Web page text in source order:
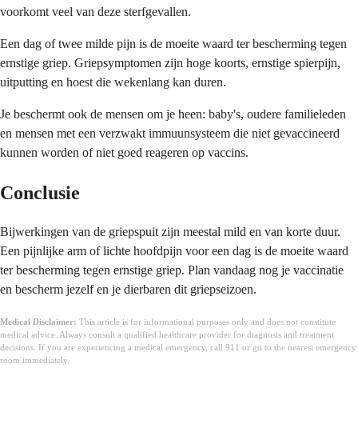
voorkomt veel van deze sterfgevallen.
Een dag of twee milde pijn is de moeite waard ter bescherming tegen
ernstige griep. Griepsymptomen zijn hoge koorts, ernstige spierpijn,
uitputting en hoest die wekenlang kan duren.
Je beschermt ook de mensen om je heen: baby's, oudere familieleden
en mensen met een verzwakt immuunsysteem die niet gevaccineerd
kunnen worden of niet goed reageren op vaccins.
Conclusie
Bijwerkingen van de griepspuit zijn meestal mild en van korte duur.
Een pijnlijke arm of lichte hoofdpijn voor een dag is de moeite waard
ter bescherming tegen ernstige griep. Plan vandaag nog je vaccinatie
en bescherm jezelf en je dierbaren dit griepseizoen.
Medical Disclaimer: This article is for informational purposes only and does not constitute
medical advice. Always consult a qualified healthcare provider for diagnosis and treatment
decisions. If you are experiencing a medical emergency, call 911 or go to the nearest emergency
room immediately.